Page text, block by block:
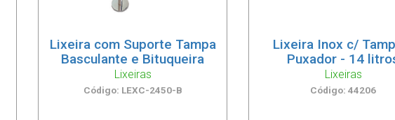
Lixeira com Suporte Tampa
Basculante e Bituqueira
Lixeiras
Código: LEXC-2450-B
Lixeira Inox c/
Puxador - 14
Lixeiras
Código: 44206